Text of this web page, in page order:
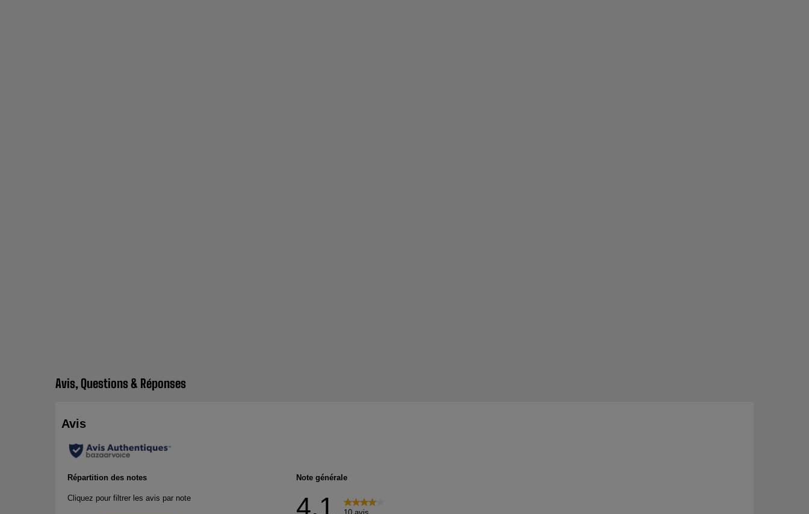
Avis, Questions & Réponses